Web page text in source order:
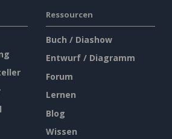
Ressourcen
Buch / Diashow
Entwurf / Diagramm
Forum
Lernen
Blog
Wissen